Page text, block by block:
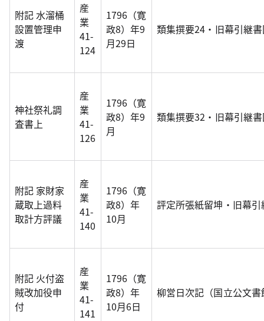
附記 水溜桶
設置管理申
渡
産
業
41-
124
1796（寛
政8）年9
月29日
類集撰要24・旧幕引継
神社祭礼調
査書上
産
業
41-
126
1796（寛
政8）年9
月
類集撰要32・旧幕引継
附記 家財家
蔵取上過料
取計方評議
産
業
41-
140
1796（寛
政8）年
10月
評定所張紙留坤・旧幕
附記 火付盗
賊改加役申
付
産
業
41-
141
1796（寛
政8）年
10月6日
柳営日次記（国立公文